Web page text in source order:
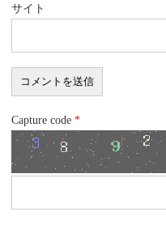
サイト
Capture code *